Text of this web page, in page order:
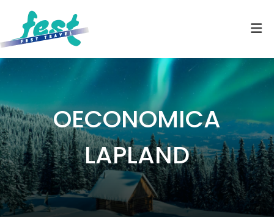
OECONOMICA
LAPLAND